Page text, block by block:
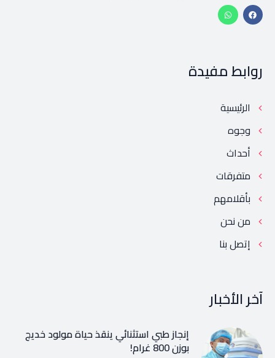
روابط مفيدة
الرئيسية
وجوه
أحداث
متفرقات
بأقلامهم
من نحن
إتصل بنا
آخر الأخبار
إنجاز طبي استثنائي ينقذ حياة مولود خديج
بوزن 800 غرام!